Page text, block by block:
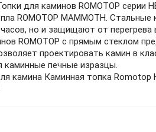
для каминов ROMOTOP
ROMOTOP MAMMOTH.
но и защищают от
ROMOTOP с прямым стеклом
проектировать камин в
каминные печные изразцы.
камина Каминная топка Romotop